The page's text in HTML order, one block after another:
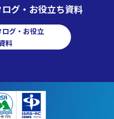
グ・お役立ち資料
グ・お役立
料